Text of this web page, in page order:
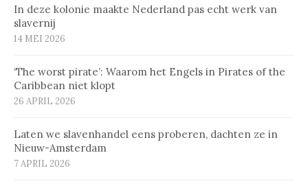
In deze kolonie maakte Nederland pas echt werk van
slavernij
14 MEI 2026
‘The worst pirate’: Waarom het Engels in Pirates of the
Caribbean niet klopt
26 APRIL 2026
Laten we slavenhandel eens proberen, dachten ze in
Nieuw-Amsterdam
7 APRIL 2026